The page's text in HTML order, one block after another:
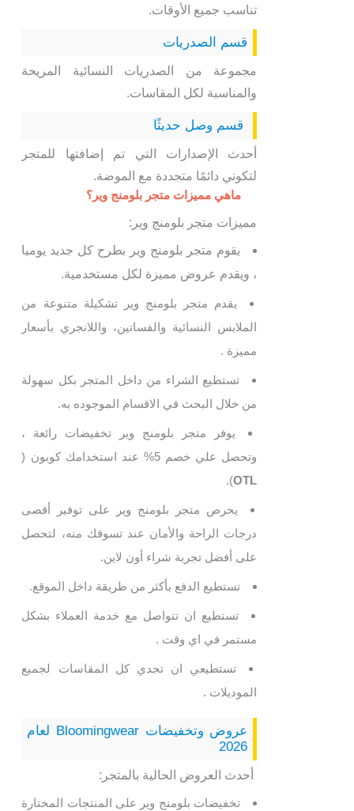
تناسب جميع الأوقات.
قسم الصدريات
مجموعة من الصدريات النسائية المريحة
والمناسبة لكل المقاسات.
قسم وصل حديثًا
أحدث الإصدارات التي تم إضافتها للمتجر
لتكوني دائمًا متجددة مع الموضة.
ماهي مميزات متجر بلومنج وير؟
مميزات متجر بلومنج وير:
يقوم متجر بلومنج وير بطرح كل جديد يوميا
، ويقدم عروض مميزة لكل مستخدمية.
يقدم متجر بلومنج وير تشكيلة متنوعة من
الملابس النسائية والفساتين، واللانجري بأسعار
مميزة .
تستطيع الشراء من داخل المتجر بكل سهولة
من خلال البحث في الاقسام الموجوده به.
يوفر متجر بلومنج وير تخفيضات رائعة ،
وتحصل علي خصم 5% عند استخدامك كوبون
(
OTL
).
يحرص متجر بلومنج وير على توفير أقصى
درجات الراحة والأمان عند تسوقك منه، لتحصل
على أفضل تجربة شراء أون لاين.
تستطيع الدفع بأكثر من طريقة داخل الموقع.
تستطيع ان تتواصل مع خدمة العملاء بشكل
مستمر في اي وقت .
تستطيعي ان تجدي كل المقاسات لجميع
الموديلات .
عروض وتخفيضات Bloomingwear لعام
2026
أحدث العروض الحالية بالمتجر:
تخفيضات بلومنج وير على المنتجات المختارة